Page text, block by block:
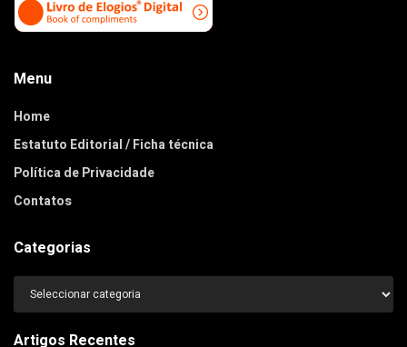
Menu
Home
Estatuto Editorial / Ficha técnica
Política de Privacidade
Contatos
Categorias
Categorias
Artigos Recentes